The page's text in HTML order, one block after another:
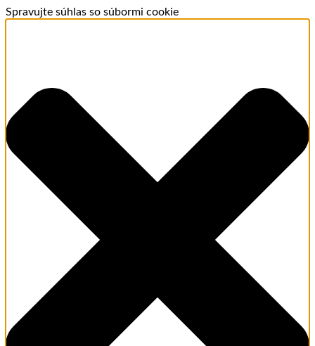
Spravujte súhlas so súbormi cookie